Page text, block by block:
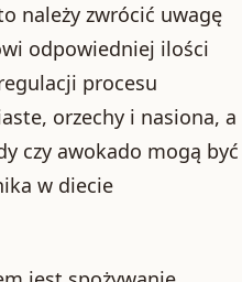
należy zwrócić uwagę
odpowiedniej ilości
procesu
orzechy i nasiona, a
czy awokado mogą być
w diecie